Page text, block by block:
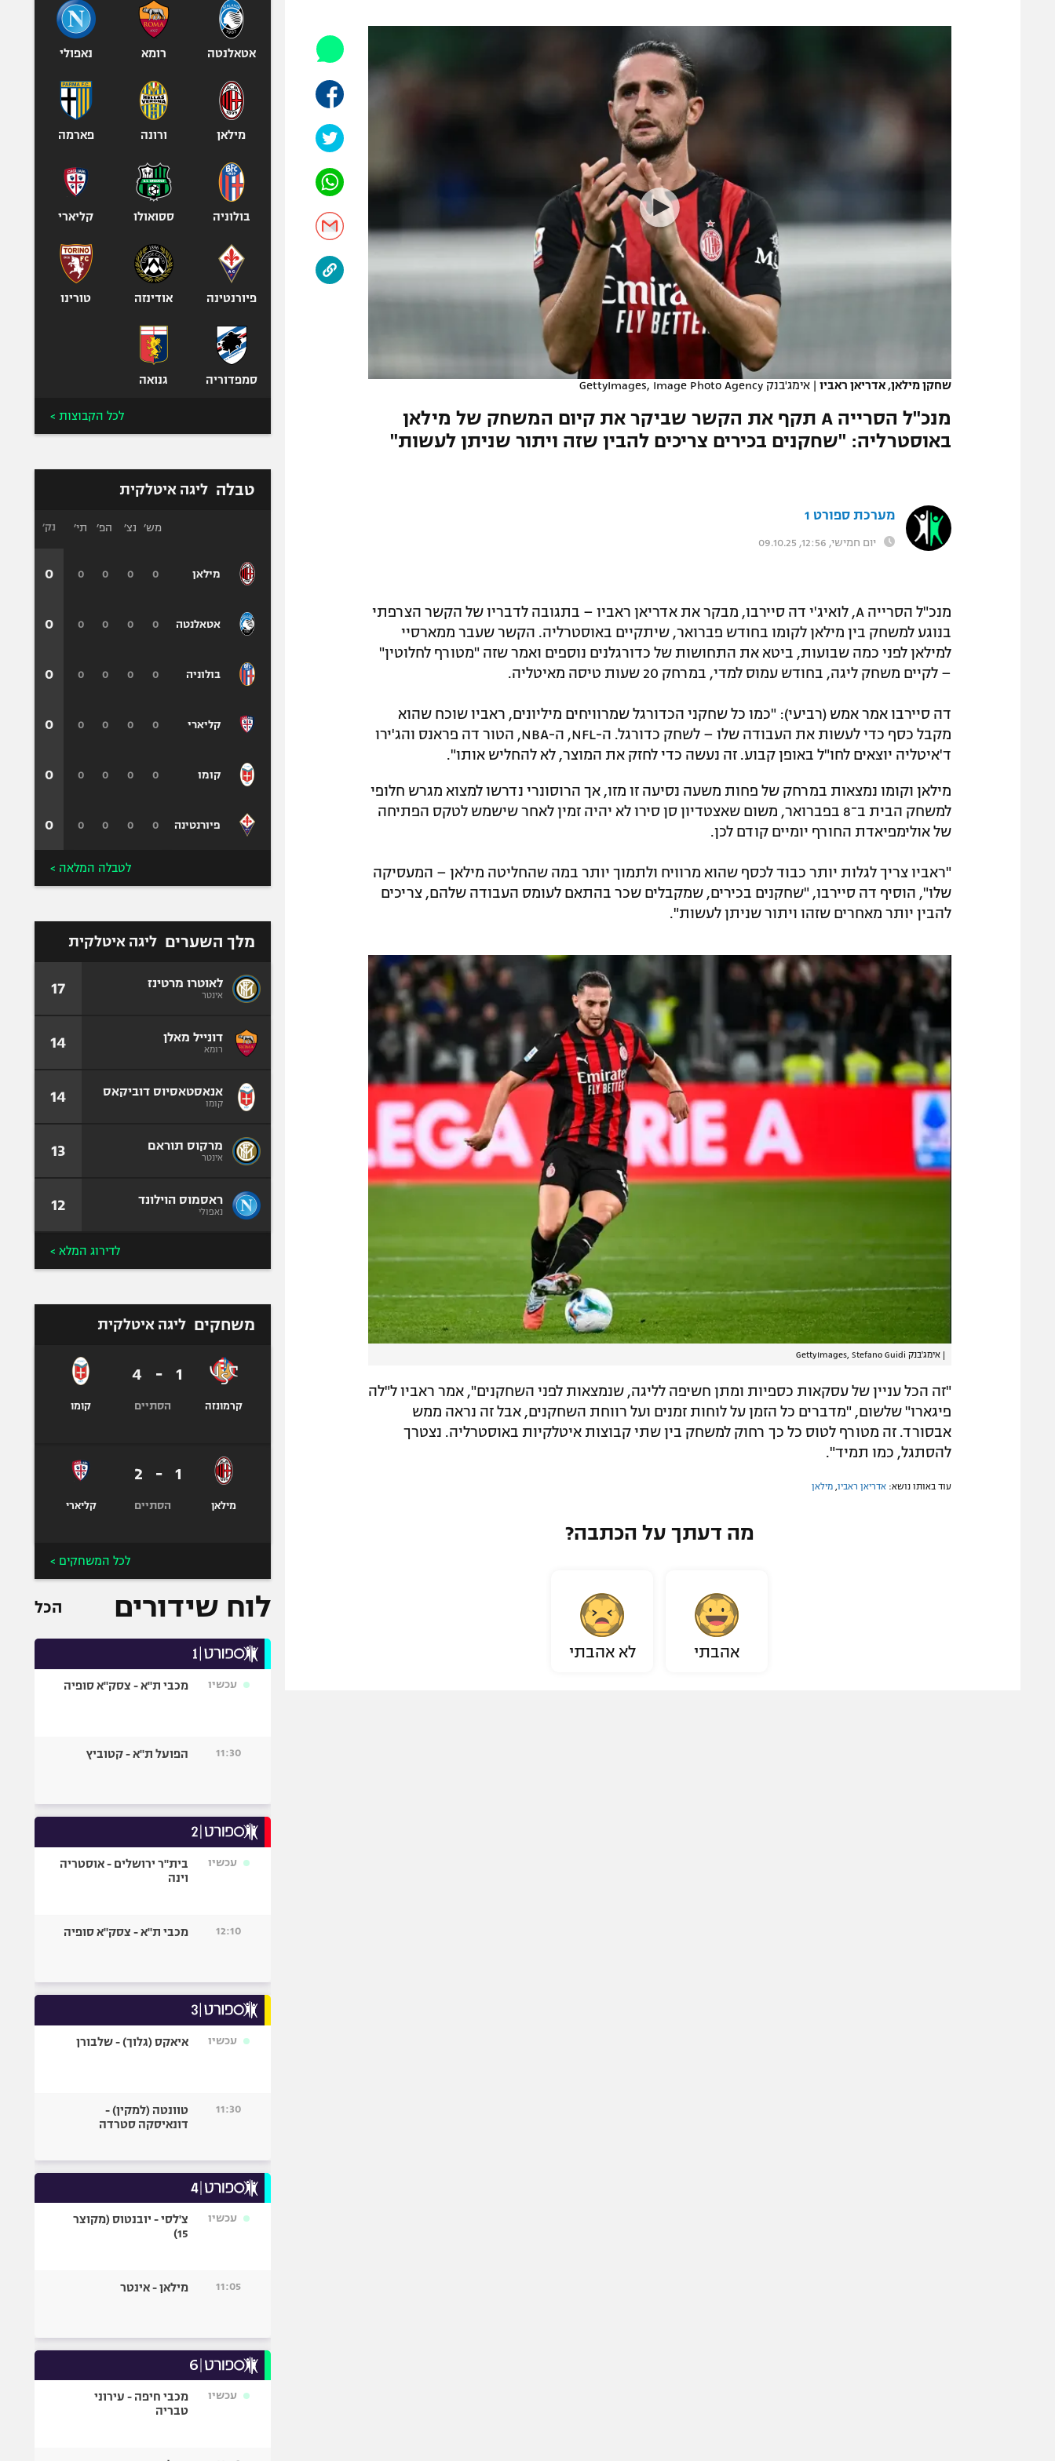
תקנון פעילות ספורט 1
רשיון להקרנה פומבית לבית עסק
הצטרפות לחבילת הערוצים
הפועל תל אביב
הפועל חיפה
הפועל באר שבע
מכבי נתניה
בני יהודה
ליגה סינית
אופניים
ספורט מוטורי
פוטבול אמריקאי NFL
בייסבול MLB
ואקסטרים
אומנויות לחימה
שחקן מילאן, אדריאן ראביו | אימג'בנק GettyImages, Image Photo Agency
מנכ"ל הסרייה A תקף את הקשר שביקר את קיום המשחק של מילאן
באוסטרליה: "שחקנים בכירים צריכים להבין שזה ויתור שניתן לעשות"
מערכת ספורט 1
יום חמישי, 12:56, 09.10.25
מנכ"ל הסרייה A, לואיג'י דה סיירבו, מבקר את אדריאן ראביו – בתגובה לדבריו של הקשר הצרפתי
בנוגע למשחק בין מילאן לקומו בחודש פברואר, שיתקיים באוסטרליה. הקשר שעבר ממארסיי
למילאן לפני כמה שבועות, ביטא את התחושות של כדורגלנים נוספים ואמר שזה "מטורף לחלוטין"
– לקיים משחק ליגה, בחודש עמוס למדי, במרחק 20 שעות טיסה מאיטליה.
דה סיירבו אמר אמש (רביעי): "כמו כל שחקני הכדורגל שמרוויחים מיליונים, ראביו שוכח שהוא
מקבל כסף כדי לעשות את העבודה שלו – לשחק כדורגל. ה-NFL, ה-NBA, הטור דה פראנס והג'ירו
ד'איטליה יוצאים לחו"ל באופן קבוע. זה נעשה כדי לחזק את המוצר, לא להחליש אותו".
מילאן וקומו נמצאות במרחק של פחות משעה נסיעה זו מזו, אך הרוסונרי נדרשו למצוא מגרש חלופי
למשחק הבית ב־8 בפברואר, משום שאצטדיון סן סירו לא יהיה זמין לאחר שישמש לטקס הפתיחה
של אולימפיאדת החורף יומיים קודם לכן.
"ראביו צריך לגלות יותר כבוד לכסף שהוא מרוויח ולתמוך יותר במה שהחליטה מילאן – המעסיקה
שלו", הוסיף דה סיירבו, "שחקנים בכירים, שמקבלים שכר בהתאם לעומס העבודה שלהם, צריכים
להבין יותר מאחרים שזהו ויתור שניתן לעשות".
| אימג'בנק GettyImages, Stefano Guidi
"זה הכל עניין של עסקאות כספיות ומתן חשיפה לליגה, שנמצאות לפני השחקנים", אמר ראביו ל"לה
פיגארו" שלשום, "מדברים כל הזמן על לוחות זמנים ועל רווחת השחקנים, אבל זה נראה ממש
אבסורד. זה מטורף לטוס כל כך רחוק למשחק בין שתי קבוצות איטלקיות באוסטרליה. נצטרך
להסתגל, כמו תמיד".
עוד באותו נושא: אדריאן ראביו מילאן
מה דעתך על הכתבה?
אהבתי לא אהבתי
אטאלנטה רומא נאפולי
מילאן ורונה פארמה
בולוניה ססואולו קליארי
פיורנטינה אודינזה טורינו
סמפדוריה גנואה
לכל הקבוצות >
טבלה ליגה איטלקית
מילאן
אטאלנטה
בולוניה
קליארי
קומו
פיורנטינה
מש׳ נצ׳ הפ׳ תי׳
0
0
0
0
0
0
0
0
0
0
0
0
0
0
0
0
0
0
0
0
0
0
0
0
נק׳
0
0
0
0
0
0
לטבלה המלאה >
מלך השערים ליגה איטלקית
לאוטרו מרטינז
אינטר 17
דונייל מאלן
רומא 14
אנאסטאסיוס דוביקאס
קומו 14
מרקוס תוראם
אינטר 13
ראסמוס הוילונד
נאפולי 12
לדירוג המלא >
משחקים ליגה איטלקית
קרמונזה
1
-
4
הסתיים קומו
מילאן
1
-
2
הסתיים קליארי
לכל המשחקים >
לוח שידורים הכל
עכשיו מכבי ת"א - צסק"א סופיה
11:30 הפועל ת"א - קטוביץ
עכשיו
בית"ר ירושלים - אוסטריה
וינה
12:10 מכבי ת"א - צסק"א סופיה
עכשיו איאקס (גלוך) - שלבורן
11:30
טוונטה (למקין) -
דונאיסקה סטרדה
עכשיו
צ'לסי - יובנטוס (מקוצר
15)
11:05 מילאן - אינטר
עכשיו
מכבי חיפה - עירוני
טבריה